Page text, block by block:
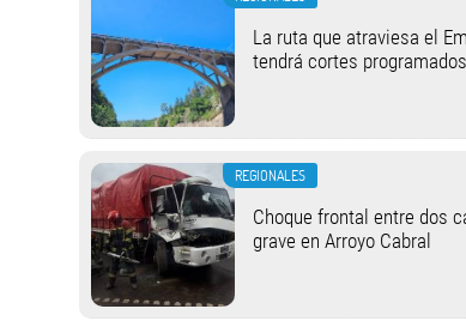
La ruta que atraviesa el
tendrá cortes
REGIONALES
Choque frontal entre dos
grave en Arroyo Cabral